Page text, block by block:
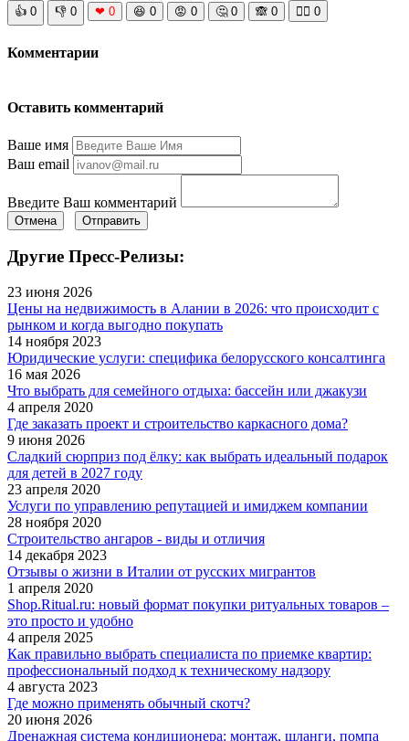
👍 0 👎 0 ❤ 0 😆 0 😡 0 🤔 0 🙈 0 🧘‍♀️ 0
Комментарии
Оставить комментарий
Ваше имя
Ваш email
Введите Ваш комментарий
Отмена Отправить
Другие Пресс-Релизы:
23 июня 2026
Цены на недвижимость в Алании в 2026: что происходит с
рынком и когда выгодно покупать
14 ноября 2023
Юридические услуги: специфика белорусского консалтинга
16 мая 2026
Что выбрать для семейного отдыха: бассейн или джакузи
4 апреля 2020
Где заказать проект и строительство каркасного дома?
9 июня 2026
Сладкий сюрприз под ёлку: как выбрать идеальный подарок
для детей в 2027 году
23 апреля 2020
Услуги по управлению репутацией и имиджем компании
28 ноября 2020
Строительство ангаров - виды и отличия
14 декабря 2023
Отзывы о жизни в Италии от русских мигрантов
1 апреля 2020
Shop.Ritual.ru: новый формат покупки ритуальных товаров –
это просто и удобно
4 апреля 2025
Как правильно выбрать специалиста по приемке квартир:
профессиональный подход к техническому надзору
4 августа 2023
Где можно применять обычный скотч?
20 июня 2026
Дренажная система кондиционера: монтаж, шланги, помпа